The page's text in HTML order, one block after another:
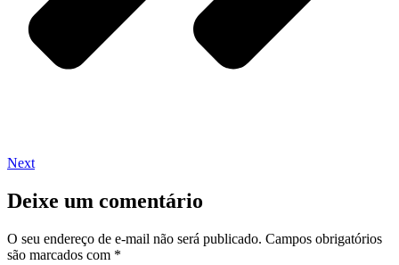
Next
Deixe um comentário
O seu endereço de e-mail não será publicado. Campos obrigatórios
são marcados com *